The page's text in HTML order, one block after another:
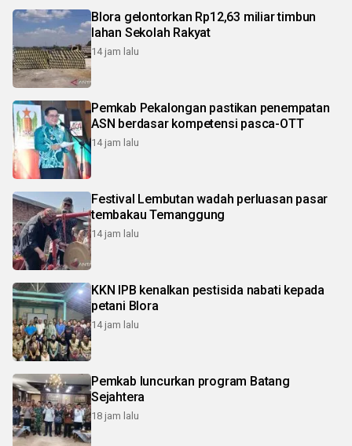
Blora gelontorkan Rp12,63 miliar timbun
lahan Sekolah Rakyat
14 jam lalu
Pemkab Pekalongan pastikan penempatan
ASN berdasar kompetensi pasca-OTT
14 jam lalu
Festival Lembutan wadah perluasan pasar
tembakau Temanggung
14 jam lalu
KKN IPB kenalkan pestisida nabati kepada
petani Blora
14 jam lalu
Pemkab luncurkan program Batang
Sejahtera
18 jam lalu